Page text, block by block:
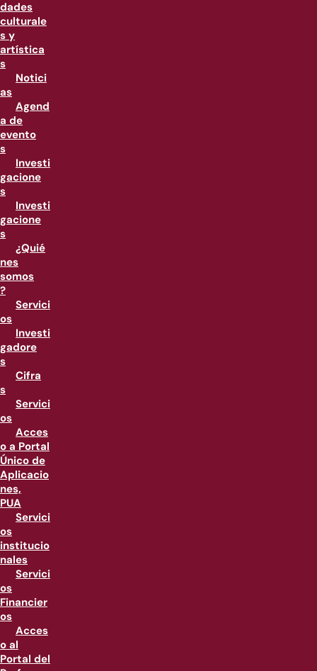
dades
culturale
s y
artística
s
Notici
as
Agend
a de
evento
s
Investi
gacione
s
Investi
gacione
s
¿Quié
nes
somos
?
Servici
os
Investi
gadore
s
Cifra
s
Servici
os
Acces
o a Portal
Único de
Aplicacio
nes,
PUA
Servici
os
institucio
nales
Servici
os
Financier
os
Acces
o al
Portal del